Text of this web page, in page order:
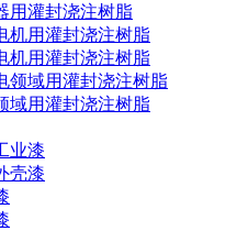
用灌封浇注树脂
机用灌封浇注树脂
机用灌封浇注树脂
领域用灌封浇注树脂
域用灌封浇注树脂
业漆
壳漆